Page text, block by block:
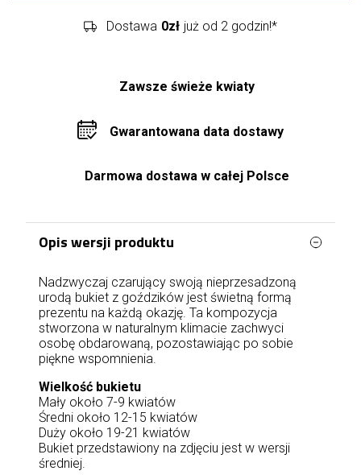
Dostawa 0zł już od 2 godzin!*
Zawsze świeże kwiaty
Gwarantowana data dostawy
Darmowa dostawa w całej Polsce
Opis wersji produktu
Nadzwyczaj czarujący swoją nieprzesadzoną
urodą bukiet z goździków jest świetną formą
prezentu na każdą okazję. Ta kompozycja
stworzona w naturalnym klimacie zachwyci
osobę obdarowaną, pozostawiając po sobie
piękne wspomnienia.
Wielkość bukietu
Mały około 7-9 kwiatów
Średni około 12-15 kwiatów
Duży około 19-21 kwiatów
Bukiet przedstawiony na zdjęciu jest w wersji
średniej.